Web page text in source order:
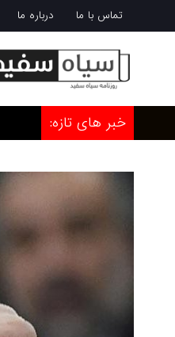
تماس با ما درباره ما
خبر های تازه: